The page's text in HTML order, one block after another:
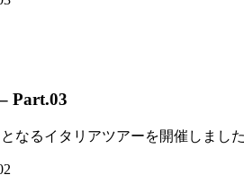
Part.03
なるイタリアツアーを開催しまし